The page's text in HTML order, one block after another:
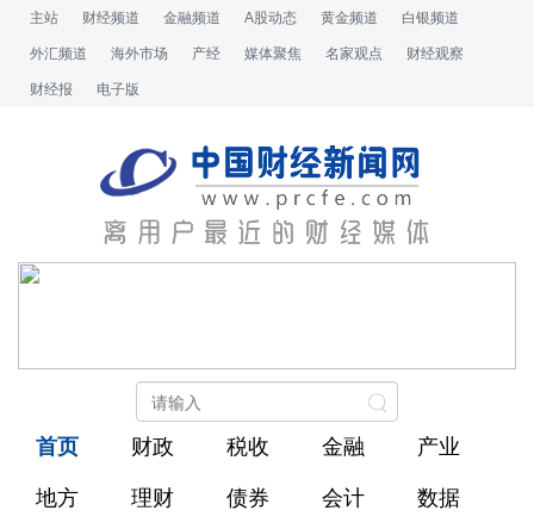
主站 财经频道 金融频道 A股动态 黄金频道 白银频道
外汇频道 海外市场 产经 媒体聚焦 名家观点 财经观察
财经报 电子版
首页 财政 税收 金融 产业
地方 理财 债券 会计 数据